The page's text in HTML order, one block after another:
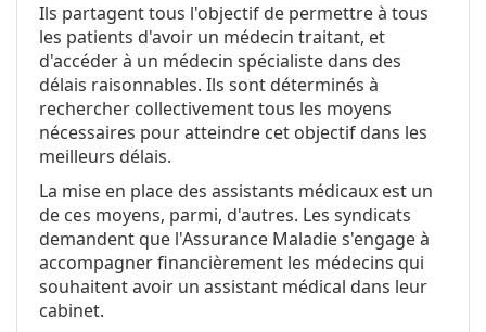
Ils partagent tous l'objectif de permettre à tous
les patients d'avoir un médecin traitant, et
d'accéder à un médecin spécialiste dans des
délais raisonnables. Ils sont déterminés à
rechercher collectivement tous les moyens
nécessaires pour atteindre cet objectif dans les
meilleurs délais.
La mise en place des assistants médicaux est un
de ces moyens, parmi, d'autres. Les syndicats
demandent que l'Assurance Maladie s'engage à
accompagner financièrement les médecins qui
souhaitent avoir un assistant médical dans leur
cabinet.